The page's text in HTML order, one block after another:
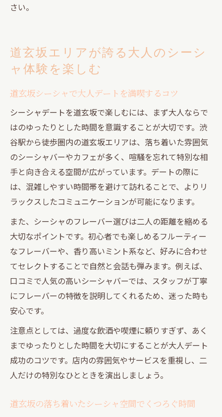
さい。
道玄坂エリアが誇る大人のシーシ
ャ体験を楽しむ
道玄坂シーシャで大人デートを満喫するコツ
シーシャデートを道玄坂で楽しむには、まず大人ならで
はのゆったりとした時間を意識することが大切です。渋
谷駅から徒歩圏内の道玄坂エリアは、落ち着いた雰囲気
のシーシャバーやカフェが多く、喧騒を忘れて特別な相
手と向き合える空間が広がっています。デートの際に
は、混雑しやすい時間帯を避けて訪れることで、よりリ
ラックスしたコミュニケーションが可能になります。
また、シーシャのフレーバー選びは二人の距離を縮める
大切なポイントです。初心者でも楽しめるフルーティー
なフレーバーや、香り高いミント系など、好みに合わせ
てセレクトすることで自然と会話も弾みます。例えば、
口コミで人気の高いシーシャバーでは、スタッフが丁寧
にフレーバーの特徴を説明してくれるため、迷った時も
安心です。
注意点としては、過度な飲酒や喫煙に頼りすぎず、あく
までゆったりとした時間を大切にすることが大人デート
成功のコツです。店内の雰囲気やサービスを重視し、二
人だけの特別なひとときを演出しましょう。
道玄坂の落ち着いたシーシャ空間でくつろぐ時間